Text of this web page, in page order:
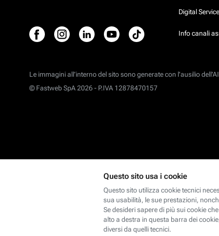
Digital
Info canali
Le immagini all’interno del sito sono generate con l'ausilio
© Fastweb SpA 2026 - P.IVA 12878470157